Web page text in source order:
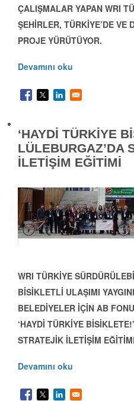
ÇALIŞMALAR YAPAN WRI
ŞEHİRLER, TÜRKİYE’DE VE
PROJE YÜRÜTÜYOR.
Devamını oku
‘HAYDİ TÜRKİYE
LÜLEBURGAZ’DA
İLETİŞİM EĞİTİMİ
WRI TÜRKİYE
BİSİKLETLİ ULAŞIMI
BELEDİYELER İÇİN AB
‘HAYDİ TÜRKİYE
STRATEJİK İLETİŞİM
Devamını oku